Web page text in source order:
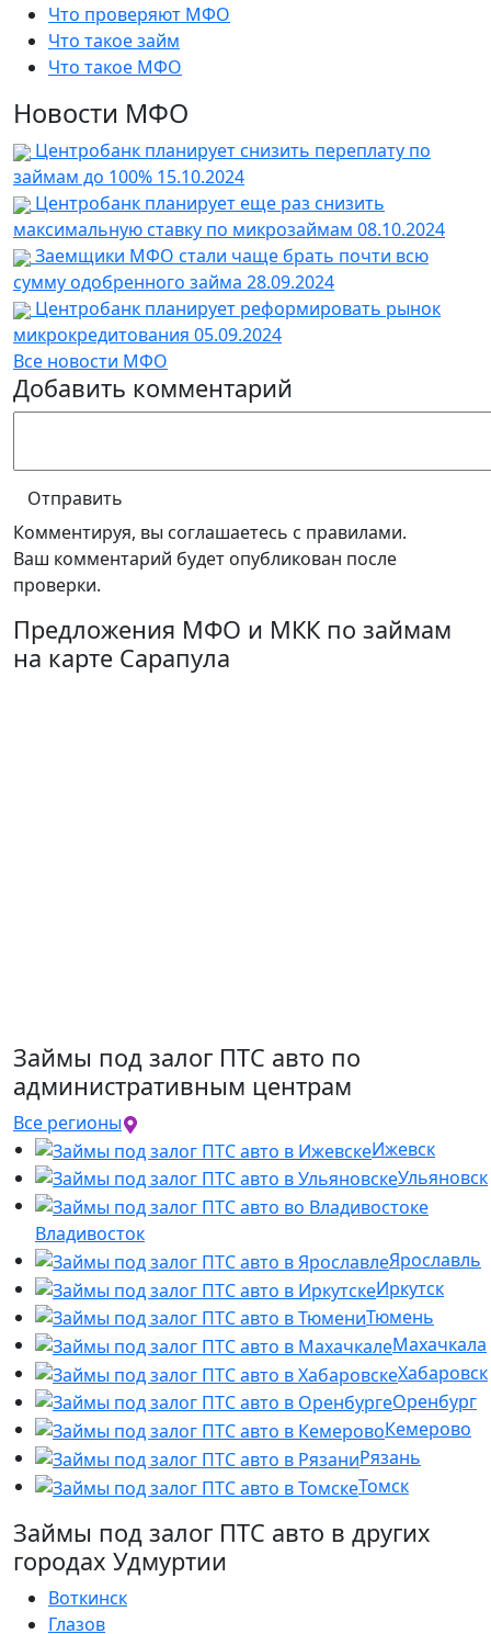
Что проверяют МФО
Что такое займ
Что такое МФО
Новости МФО
Центробанк планирует снизить переплату по
займам до 100% 15.10.2024
Центробанк планирует еще раз снизить
максимальную ставку по микрозаймам 08.10.2024
Заемщики МФО стали чаще брать почти всю
сумму одобренного займа 28.09.2024
Центробанк планирует реформировать рынок
микрокредитования 05.09.2024
Все новости МФО
Добавить комментарий
Отправить
Комментируя, вы соглашаетесь c правилами.
Ваш комментарий будет опубликован после
проверки.
Предложения МФО и МКК по займам
на карте Сарапула
Займы под залог ПТС авто по
административным центрам
Все регионы
Ижевск
Ульяновск
Владивосток
Ярославль
Иркутск
Тюмень
Махачкала
Хабаровск
Оренбург
Кемерово
Рязань
Томск
Займы под залог ПТС авто в других
городах Удмуртии
Воткинск
Глазов